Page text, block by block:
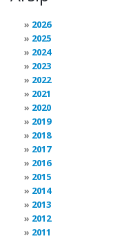
2026
2025
2024
2023
2022
2021
2020
2019
2018
2017
2016
2015
2014
2013
2012
2011